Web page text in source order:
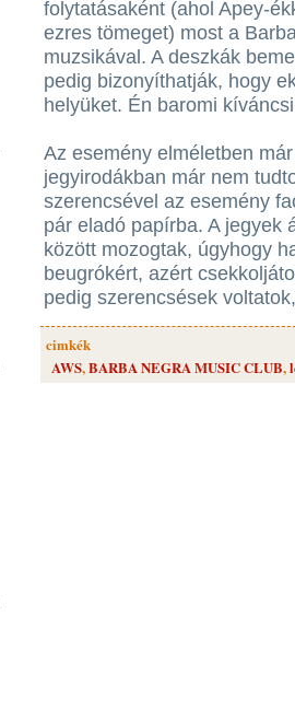
folytatásaként (ahol Apey-
ezres tömeget) most a
muzsikával. A deszkák
pedig bizonyíthatják, hogy
helyüket. Én baromi
Az esemény elméletben
jegyirodákban már nem
szerencsével az esemény
pár eladó papírba. A jegyek
között mozogtak, úgyhogy
beugrókért, azért
pedig szerencsések
cimkék
AWS,BARBA NEGRA MUSIC CLUB,